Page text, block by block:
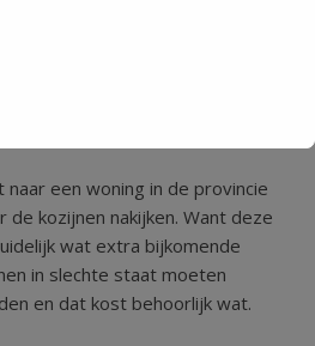
een woning in de provincie
de kozijnen nakijken. Want deze
wat extra bijkomende
in slechte staat moeten
en dat kost behoorlijk wat.